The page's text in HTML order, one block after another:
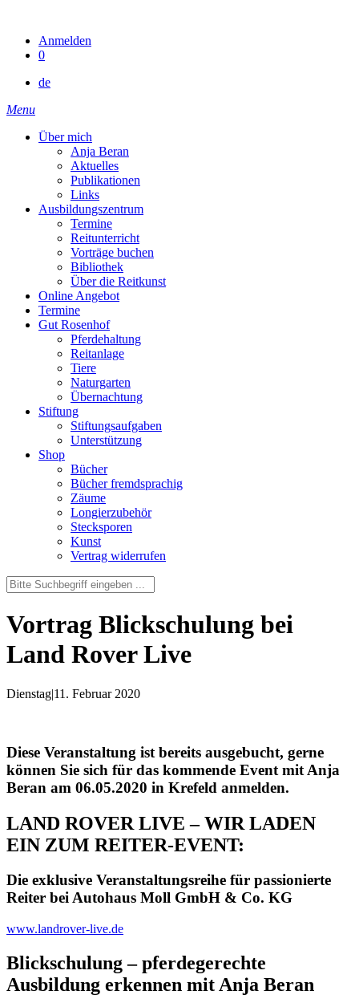
contentAnmelden
0
de
Menu
Über mich
Anja Beran
Aktuelles
Publikationen
Links
Ausbildungszentrum
Termine
Reitunterricht
Vorträge buchen
Bibliothek
Über die Reitkunst
Online Angebot
Termine
Gut Rosenhof
Pferdehaltung
Reitanlage
Tiere
Naturgarten
Übernachtung
Stiftung
Stiftungsaufgaben
Unterstützung
Shop
Bücher
Bücher fremdsprachig
Zäume
Longierzubehör
Stecksporen
Kunst
Vertrag widerrufen
Vortrag Blickschulung bei
Land Rover Live
Dienstag|11. Februar 2020
Diese Veranstaltung ist bereits ausgebucht, gerne
können Sie sich für das kommende Event mit Anja
Beran am 06.05.2020 in Krefeld anmelden.
LAND ROVER LIVE – WIR LADEN
EIN ZUM REITER-EVENT:
Die exklusive Veranstaltungsreihe für passionierte
Reiter bei Autohaus Moll GmbH & Co. KG
www.landrover-live.de
Blickschulung – pferdegerechte
Ausbildung erkennen mit Anja Beran